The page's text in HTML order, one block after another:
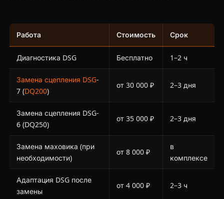
Работа Стоимость Срок
Диагностика DSG Бесплатно 1–2 ч
Замена сцепления DSG-
7 (DQ200)
от 30 000 ₽ 2–3 дня
Замена сцепления DSG-
6 (DQ250)
от 35 000 ₽ 2–3 дня
Замена маховика (при
необходимости)
от 8 000 ₽
в
комплексе
Адаптация DSG после
замены
от 4 000 ₽ 2–3 ч